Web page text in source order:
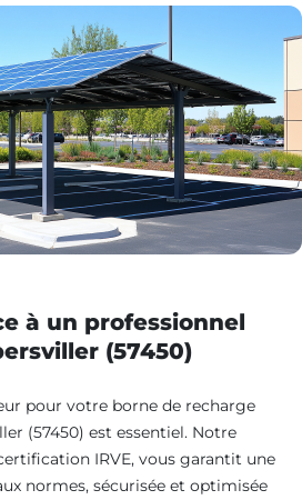
à un professionnel
(57450)
pour votre borne de recharge
(57450) est essentiel. Notre
IRVE, vous garantit une
normes, sécurisée et optimisée